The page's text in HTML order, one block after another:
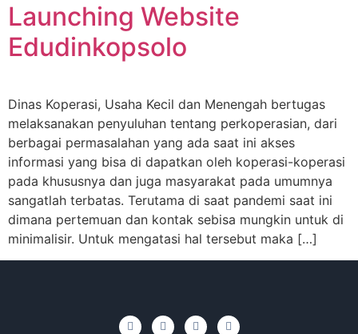
Launching Website
Edudinkopsolo
Dinas Koperasi, Usaha Kecil dan Menengah bertugas
melaksanakan penyuluhan tentang perkoperasian, dari
berbagai permasalahan yang ada saat ini akses
informasi yang bisa di dapatkan oleh koperasi-koperasi
pada khususnya dan juga masyarakat pada umumnya
sangatlah terbatas. Terutama di saat pandemi saat ini
dimana pertemuan dan kontak sebisa mungkin untuk di
minimalisir. Untuk mengatasi hal tersebut maka […]